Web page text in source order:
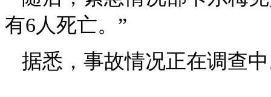
有6人死亡。”
据悉，事故情况正在调查